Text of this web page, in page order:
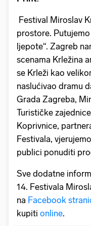
Festival Miroslav
prostore.
ljepote“. Zagreb
scenama Krležina
se Krleži kao
naslućivao dramu
Grada Zagreba,
Turističke
Koprivnice,
Festivala,
publici ponuditi
Sve dodatne
14. Festivala
na Facebook
kupiti online.